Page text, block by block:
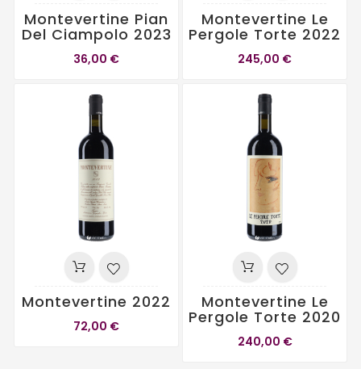
Montevertine Pian
Del Ciampolo 2023
36,00 €
Montevertine Le
Pergole Torte 2022
245,00 €
Montevertine 2022
72,00 €
Montevertine Le
Pergole Torte 2020
240,00 €